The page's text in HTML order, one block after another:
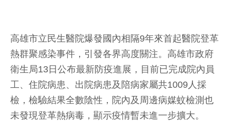
高雄市立民生醫院爆發國內相隔9年來首起醫院登革
熱群聚感染事件，引發各界高度關注。高雄市政府
衛生局13日公布最新防疫進展，目前已完成院內員
工、住院病患、出院病患及陪病家屬共1009人採
檢，檢驗結果全數陰性，院內及周邊病媒蚊檢測也
未發現登革熱病毒，顯示疫情暫未進一步擴大。